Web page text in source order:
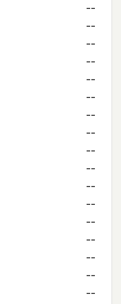
--
--
--
--
--
--
--
--
--
--
--
--
--
--
--
--
--